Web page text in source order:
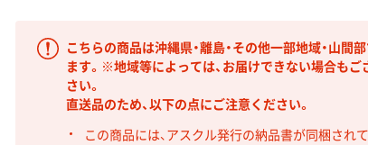
こちらの商品は沖縄県・離島・その他一部地域・山間
ます。※地域等によっては、お届けできない場合も
さい。
直送品のため、以下の点にご注意ください。
この商品には、アスクル発行の納品書が同梱され